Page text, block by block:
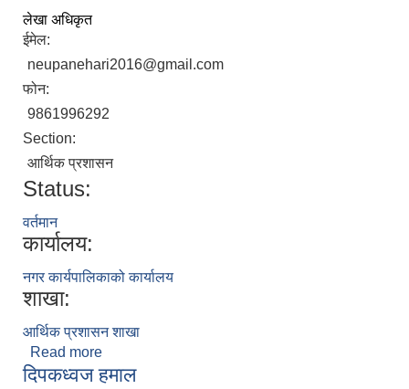
लेखा अधिकृत
ईमेल:
neupanehari2016@gmail.com
फोन:
9861996292
Section:
आर्थिक प्रशासन
Status:
वर्तमान
कार्यालय:
नगर कार्यपालिकाको कार्यालय
शाखा:
आर्थिक प्रशासन शाखा
Read more
दिपकध्वज हमाल